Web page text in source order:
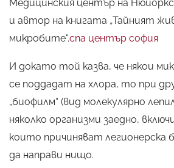
Медицинския център на
и автор на книгата „Тайният
микробите“.спа център софия
И докато той казва, че някои
се поддадат на хлора, то при
„биофилм“ (вид молекулярно
няколко организми заедно,
които причиняват легионерска
да направи нищо.